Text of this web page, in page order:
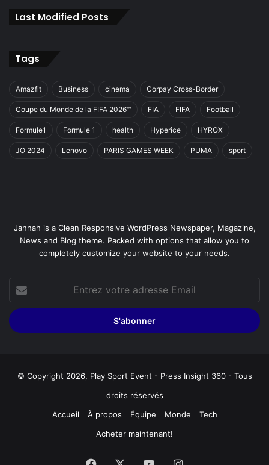
Last Modified Posts
Tags
Amazfit Business cinema Corpay Cross-Border
Coupe du Monde de la FIFA 2026™ FIA FIFA Football
Formule1 Formule 1 health Hyperice HYROX
JO 2024 Lenovo PARIS GAMES WEEK PUMA sport
Jannah is a Clean Responsive WordPress Newspaper, Magazine,
News and Blog theme. Packed with options that allow you to
completely customize your website to your needs.
votre
adresse
Email
© Copyright 2026, Play Sport Event - Press Insight 360 - Tous
droits réservés
Accueil
À propos Équipe Monde
Tech
Acheter maintenant!